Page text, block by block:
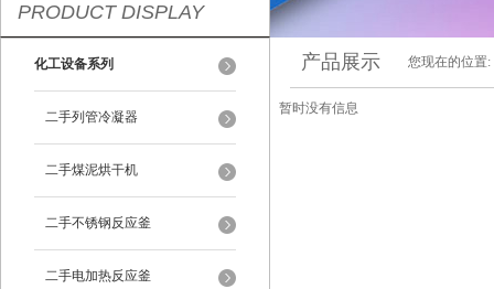
PRODUCT DISPLAY
化工设备系列
二手列管冷凝器
二手煤泥烘干机
二手不锈钢反应釜
二手电加热反应釜
产品展示 您现在的位置:
暂时没有信息